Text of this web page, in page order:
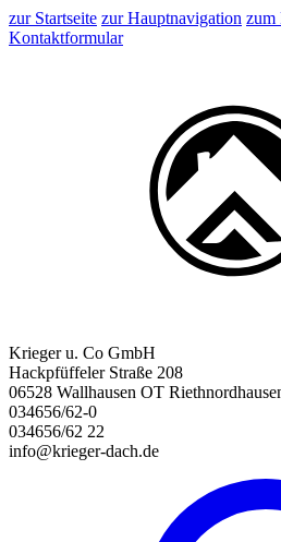
zur Startseite zur Hauptnavigation zum
Kontaktformular
Krieger u. Co GmbH
Hackpfüffeler Straße 208
06528 Wallhausen OT
034656/62-0
034656/62 22
info@krieger-dach.de